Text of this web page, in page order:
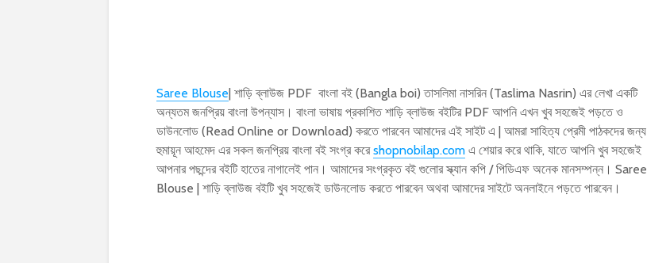
Saree Blouse| শাড়ি ব্লাউজ PDF বাংলা বই (Bangla boi) তাসলিমা নাসরিন (Taslima Nasrin) এর লেখা একটি
অন্যতম জনপ্রিয় বাংলা উপন্যাস। বাংলা ভাষায় প্রকাশিত শাড়ি ব্লাউজ বইটির PDF আপনি এখন খুব সহজেই পড়তে ও
ডাউনলোড (Read Online or Download) করতে পারবেন আমাদের এই সাইট এ | আমরা সাহিত্য প্রেমী পাঠকদের জন্য
হুমায়ূন আহমেদ এর সকল জনপ্রিয় বাংলা বই সংগ্র করেshopnobilap.com এ শেয়ার করে থাকি, যাতে আপনি খুব সহজেই
আপনার পছন্দের বইটি হাতের নাগালেই পান। আমাদের সংগ্রকৃত বই গুলোর স্ক্যান কপি / পিডিএফ অনেক মানসম্পন্ন। Saree
Blouse | শাড়ি ব্লাউজ বইটি খুব সহজেই ডাউনলোড করতে পারবেন অথবা আমাদের সাইটে অনলাইনে পড়তে পারবেন।